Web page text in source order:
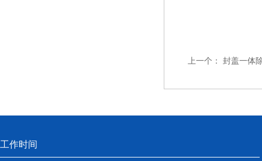
上一个： 封盖一体
工作时间